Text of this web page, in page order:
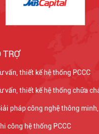
TRỢ
vấn, thiết kế hệ thống PCCC
vấn, thiết kế hệ thống chữa
pháp công nghệ thông
công hệ thống PCCC